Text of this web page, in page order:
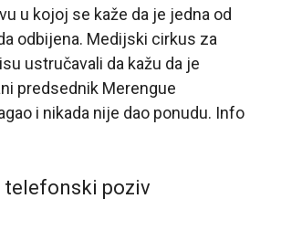
u kojoj se kaže da je jedna od
odbijena. Medijski cirkus za
ustručavali da kažu da je
predsednik Merengue
i nikada nije dao ponudu. Info
poziv